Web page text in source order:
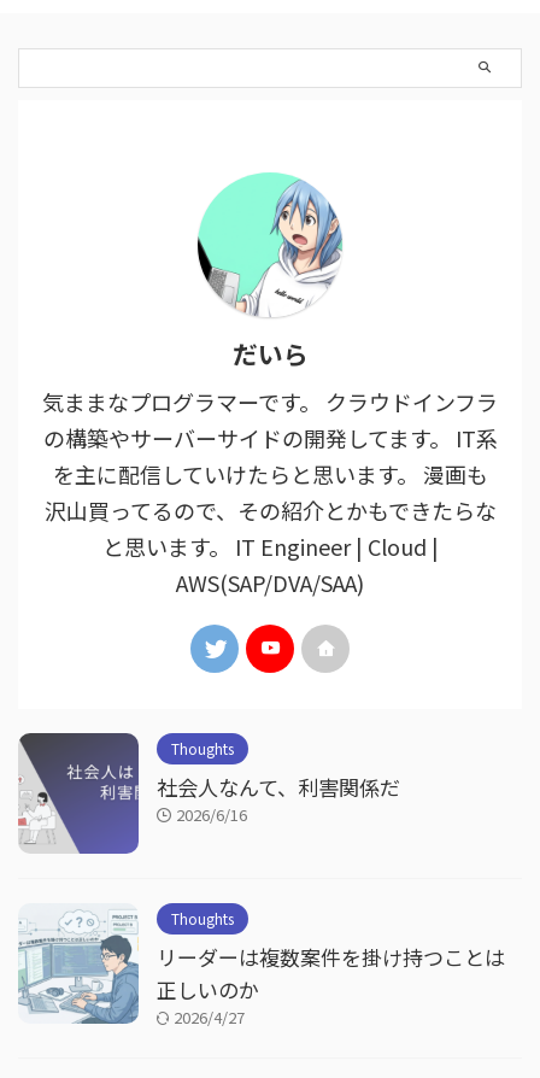
だいら
気ままなプログラマーです。 クラウドインフラ
の構築やサーバーサイドの開発してます。 IT系
を主に配信していけたらと思います。 漫画も
沢山買ってるので、その紹介とかもできたらな
と思います。 IT Engineer | Cloud |
AWS(SAP/DVA/SAA)
Thoughts
社会人なんて、利害関係だ
2026/6/16
Thoughts
リーダーは複数案件を掛け持つことは
正しいのか
2026/4/27